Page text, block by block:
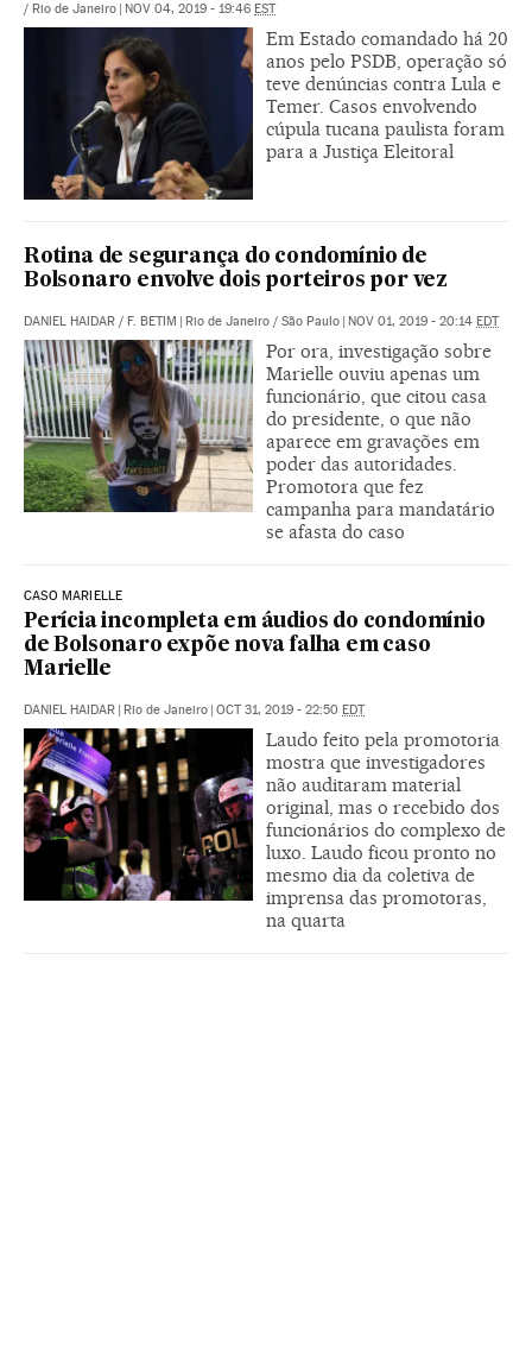
/ Rio de Janeiro | NOV 04, 2019 - 19:46 EST
Em Estado comandado há 20
anos pelo PSDB, operação só
teve denúncias contra Lula e
Temer. Casos envolvendo
cúpula tucana paulista foram
para a Justiça Eleitoral
Rotina de segurança do condomínio de
Bolsonaro envolve dois porteiros por vez
DANIEL HAIDAR / F. BETIM | Rio de Janeiro / São Paulo | NOV 01, 2019 - 20:14 EDT
Por ora, investigação sobre
Marielle ouviu apenas um
funcionário, que citou casa
do presidente, o que não
aparece em gravações em
poder das autoridades.
Promotora que fez
campanha para mandatário
se afasta do caso
CASO MARIELLE
Perícia incompleta em áudios do condomínio
de Bolsonaro expõe nova falha em caso
Marielle
DANIEL HAIDAR | Rio de Janeiro | OCT 31, 2019 - 22:50 EDT
Laudo feito pela promotoria
mostra que investigadores
não auditaram material
original, mas o recebido dos
funcionários do complexo de
luxo. Laudo ficou pronto no
mesmo dia da coletiva de
imprensa das promotoras,
na quarta